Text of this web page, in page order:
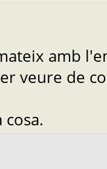
amb
veure de
cosa.